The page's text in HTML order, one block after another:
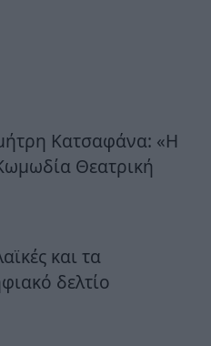
Κατσαφάνα: «Η
Θεατρική
και τα
δελτίο